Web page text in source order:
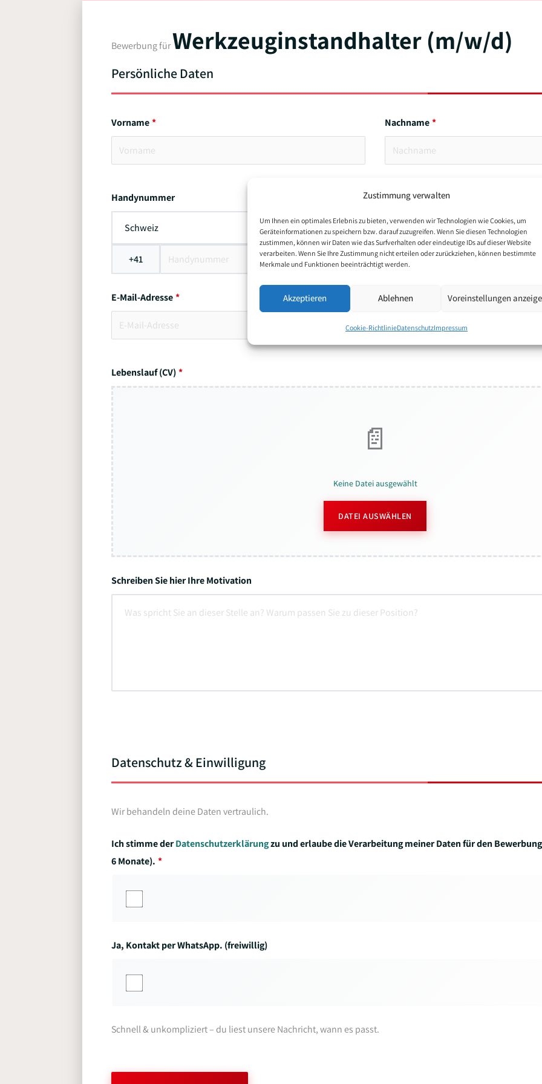
Zustimmung verwalten
Um Ihnen ein optimales Erlebnis zu bieten, verwenden wir Technologien wie Cookies, um
Geräteinformationen zu speichern bzw. darauf zuzugreifen. Wenn Sie diesen Technologien
zustimmen, können wir Daten wie das Surfverhalten oder eindeutige IDs auf dieser Website
verarbeiten. Wenn Sie Ihre Zustimmung nicht erteilen oder zurückziehen, können bestimmte
Merkmale und Funktionen beeinträchtigt werden.
Akzeptieren Ablehnen Voreinstellungen
Cookie-RichtlinieDatenschutzImpressum
Bewerbung fürWerkzeuginstandhalter (m/w/d)
Persönliche Daten
Vorname Nachname
Handynummer
Schweiz
+41
E-Mail-Adresse
Lebenslauf (CV)
Keine Datei ausgewählt
DATEI AUSWÄHLEN
Schreiben Sie hier Ihre Motivation
Datenschutz & Einwilligung
Wir behandeln deine Daten vertraulich.
Ich stimme derDatenschutzerklärungzu und erlaube die Verarbeitung meiner Daten für den
6 Monate).
Ja, Kontakt per WhatsApp. (freiwillig)
Schnell & unkompliziert – du liest unsere Nachricht, wann es passt.